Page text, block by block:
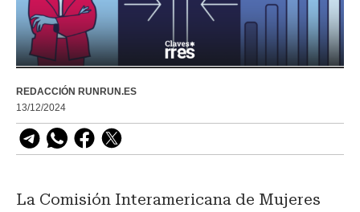
REDACCIÓN RUNRUN.ES
13/12/2024
La Comisión Interamericana de Mujeres